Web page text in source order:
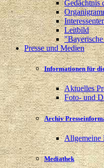
Gedächtnis
Leitbild
Presse und Medien
Informationen für
Aktuelles
Foto- und
Archiv
Allgemeine
Mediathek